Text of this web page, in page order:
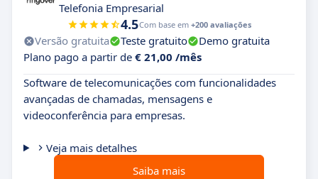
Telefonia Empresarial
4.5Com base em +200 avaliações
Versão gratuita Teste gratuito
Demo gratuita
Plano pago a partir de € 21,00 /mês
Software de telecomunicações com funcionalidades
avançadas de chamadas, mensagens e
videoconferência para empresas.
Veja mais detalhes
Saiba mais